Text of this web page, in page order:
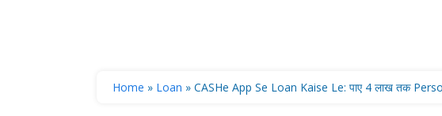
Home » Loan » CASHe App Se Loan Kaise Le: पाए 4 लाख तक